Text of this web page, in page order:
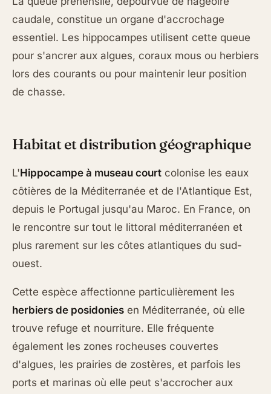
caudale, constitue un organe d'accrochage
essentiel. Les hippocampes utilisent cette queue
pour s'ancrer aux algues, coraux mous ou herbiers
lors des courants ou pour maintenir leur position
de chasse.
Habitat et distribution géographique
L'Hippocampe à museau court colonise les eaux
côtières de la Méditerranée et de l'Atlantique Est,
depuis le Portugal jusqu'au Maroc. En France, on
le rencontre sur tout le littoral méditerranéen et
plus rarement sur les côtes atlantiques du sud-
ouest.
Cette espèce affectionne particulièrement les
herbiers de posidonies en Méditerranée, où elle
trouve refuge et nourriture. Elle fréquente
également les zones rocheuses couvertes
d'algues, les prairies de zostères, et parfois les
ports et marinas où elle peut s'accrocher aux